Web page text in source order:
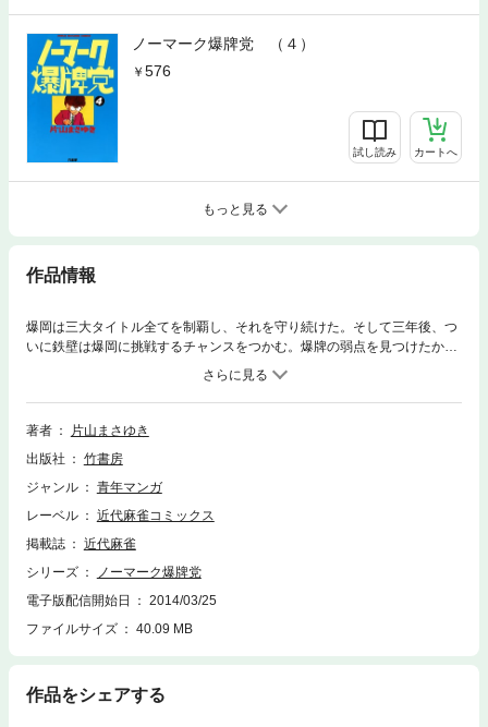
ノーマーク爆牌党 （４）
576
試し読み カートへ
もっと見る
作品情報
爆岡は三大タイトル全てを制覇し、それを守り続けた。そして三年後、つ
いに鉄壁は爆岡に挑戦するチャンスをつかむ。爆牌の弱点を見つけたかに
著者
片山まさゆき
出版社
竹書房
ジャンル
青年マンガ
レーベル
近代麻雀コミックス
掲載誌
近代麻雀
シリーズ
ノーマーク爆牌党
電子版配信開始日
2014/03/25
ファイルサイズ
40.09 MB
作品をシェアする